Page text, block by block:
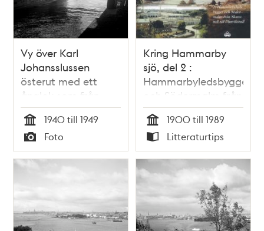
Vy över Karl
Johansslussen
österut med ett
ånglok som från
Skeppsbrokajen på
på väg över
hamnbasängen via
järnvägsspår.
Tid
1940 till 1949
Typ
Foto
Kring Hammarby
sjö, del 2 :
Hammarbyledsbygget
och Södermalm från
Skanstull till
Danvikstull / Hans
Björkman
Tid
1900 till 1989
Typ
Litteraturtips